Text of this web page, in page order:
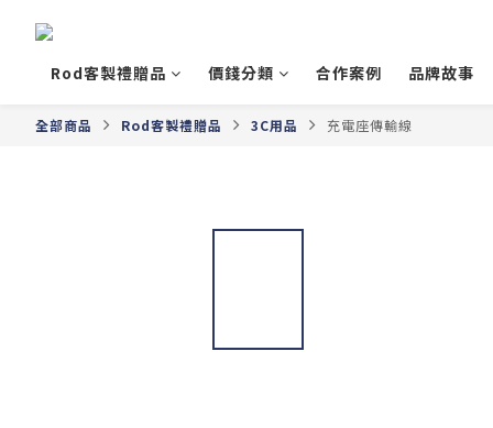
Rod客製禮贈品 價錢分類 合作案例 品牌故事
全部商品 Rod客製禮贈品 3C用品 充電座傳輸線